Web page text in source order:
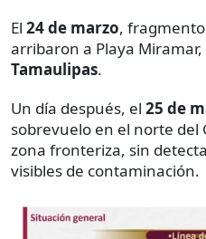
El 24 de marzo,
arribaron a Playa Miramar,
Tamaulipas.
Un día después, el 25 de
sobrevuelo en el norte del
zona fronteriza, sin
visibles de contaminación.